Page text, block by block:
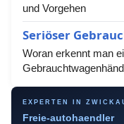
und Vorgehen
Seriöser
Woran erkennt man
EXPERTEN IN
Freie-autohaendler